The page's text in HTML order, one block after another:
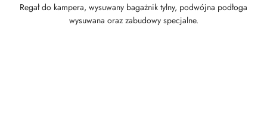
Regał do kampera, wysuwany bagażnik tylny, podwójna podłoga
wysuwana oraz zabudowy specjalne.